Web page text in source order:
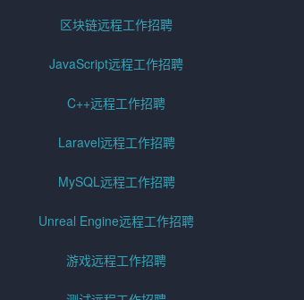
区块链远程工作招聘
JavaScript远程工作招聘
C++远程工作招聘
Laravel远程工作招聘
MySQL远程工作招聘
Unreal Engine远程工作招聘
游戏远程工作招聘